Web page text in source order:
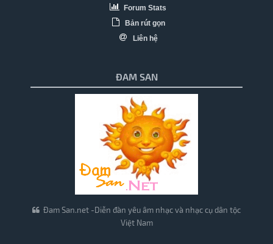
Forum Stats
Bản rút gọn
Liên hệ
ĐAM SAN
Đam San.net -Diễn đàn yêu âm nhạc và nhạc cụ dân tộc
Việt Nam